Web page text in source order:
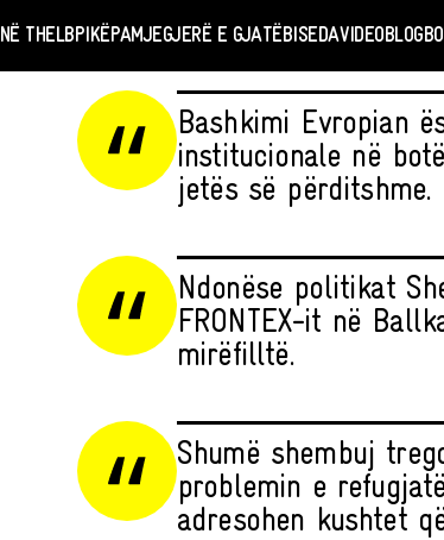
NË THELBPIKËPAMJEGJERË E GJATËBISEDAVIDEO
Bashkimi Evropian
institucionale në
jetës së përditshme.
Ndonëse politikat
FRONTEX-it në
mirëfilltë.
Shumë shembuj
problemin e
adresohen kushtet